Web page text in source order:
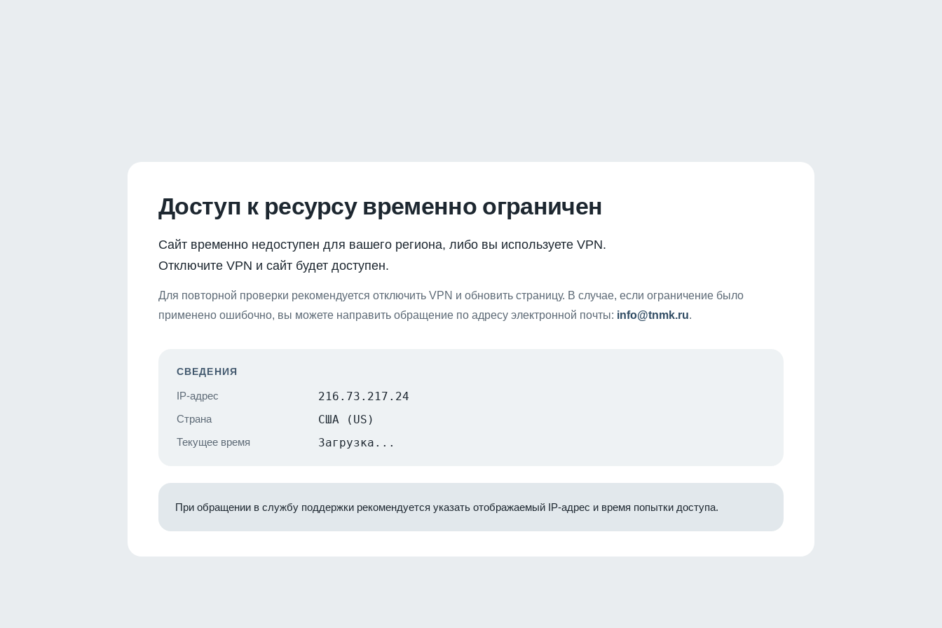
Доступ к ресурсу временно ограничен
Сайт временно недоступен для вашего региона, либо вы используете VPN.
Отключите VPN и сайт будет доступен.
Для повторной проверки рекомендуется отключить VPN и обновить страницу. В случае, если ограничение было
применено ошибочно, вы можете направить обращение по адресу электронной почты: info@tnmk.ru.
СВЕДЕНИЯ
IP-адрес 216.73.217.24
Страна США (US)
Текущее время Загрузка...
При обращении в службу поддержки рекомендуется указать отображаемый IP-адрес и время попытки доступа.